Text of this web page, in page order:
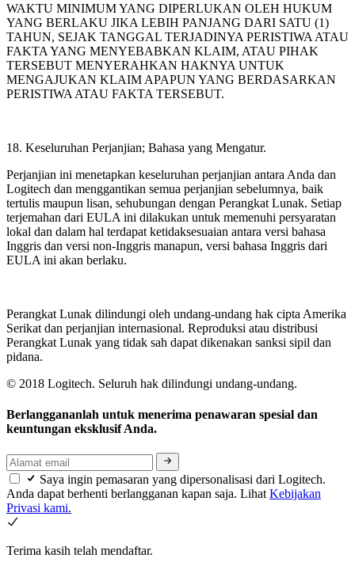
WAKTU MINIMUM YANG DIPERLUKAN OLEH HUKUM
YANG BERLAKU JIKA LEBIH PANJANG DARI SATU (1)
TAHUN, SEJAK TANGGAL TERJADINYA PERISTIWA ATAU
FAKTA YANG MENYEBABKAN KLAIM, ATAU PIHAK
TERSEBUT MENYERAHKAN HAKNYA UNTUK
MENGAJUKAN KLAIM APAPUN YANG BERDASARKAN
PERISTIWA ATAU FAKTA TERSEBUT.
18. Keseluruhan Perjanjian; Bahasa yang Mengatur.
Perjanjian ini menetapkan keseluruhan perjanjian antara Anda dan
Logitech dan menggantikan semua perjanjian sebelumnya, baik
tertulis maupun lisan, sehubungan dengan Perangkat Lunak. Setiap
terjemahan dari EULA ini dilakukan untuk memenuhi persyaratan
lokal dan dalam hal terdapat ketidaksesuaian antara versi bahasa
Inggris dan versi non-Inggris manapun, versi bahasa Inggris dari
EULA ini akan berlaku.
Perangkat Lunak dilindungi oleh undang-undang hak cipta Amerika
Serikat dan perjanjian internasional. Reproduksi atau distribusi
Perangkat Lunak yang tidak sah dapat dikenakan sanksi sipil dan
pidana.
© 2018 Logitech. Seluruh hak dilindungi undang-undang.
Berlanggananlah untuk menerima penawaran spesial dan
keuntungan eksklusif Anda.
Saya ingin pemasaran yang dipersonalisasi dari Logitech.
Anda dapat berhenti berlangganan kapan saja. Lihat Kebijakan
Privasi kami.
Terima kasih telah mendaftar.